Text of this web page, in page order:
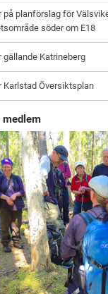
på planförslag för
söder om E18
gällande Katrineberg
Karlstad Översiktsplan
medlem